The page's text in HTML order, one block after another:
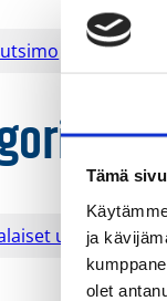
Tämä
ja
olet
Maija
ulkomailla